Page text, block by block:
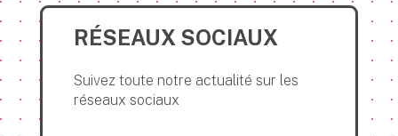
RÉSEAUX SOCIAUX
Suivez toute notre actualité sur les
réseaux sociaux